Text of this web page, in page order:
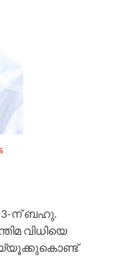
3-ന് ബഹു.
വിധിയെ